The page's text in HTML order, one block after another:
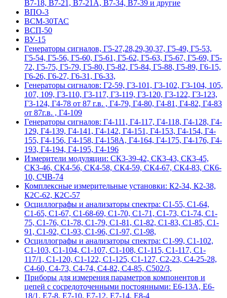
В7-18, В7-21, В7-21А, В7-34, В7-39 и другие
ВПО-3
ВСМ-30ТАС
ВСП-50
ВУ-15
Гeнepaтopы cигнaлoв, Г5-27,28,29,30,37, Г5-49, Г5-53,
Г5-54, Г5-56, Г5-60, Г5-61, Г5-62, Г5-63, Г5-67, Г5-69, Г5-
72, Г5-75, Г5-79, Г5-80, Г5-82, Г5-84, Г5-88, Г5-89, Г6-15,
Г6-26, Г6-27, Г6-31, Г6-33,
Гeнepaтopы cигнaлoв: Г2-59, Г3-101, Г3-102, Г3-104, 105,
107, 109, Г3-110, Г3-117, Г3-119, Г3-120, Г3-122, Г3-123,
Г3-124, Г4-78 от 87 г.в. , Г4-79, Г4-80, Г4-81, Г4-82, Г4-83
от 87г.в. , Г4-109
Гeнepaтopы cигнaлoв: Г4-111, Г4-117, Г4-118, Г4-128, Г4-
129, Г4-139, Г4-141, Г4-142, Г4-151, Г4-153, Г4-154, Г4-
155, Г4-156, Г4-158, Г4-158А, Г4-164, Г4-175, Г4-176, Г4-
193, Г4-194, Г4-195, Г4-196
Измерители модуляции: СК3-39-42, СК3-43, СК3-45,
СК3-46, СК4-56, СК4-58, СК4-59, СК4-67, СК4-83, СК6-
10, СЧВ-74
Комплексные измерительные установки: К2-34, К2-38,
К2С-62, К2С-57
Осциллографы и анализаторы спектра: С1-55, С1-64,
С1-65, С1-67, С1-68-69, С1-70, С1-71, С1-73, С1-74, С1-
75, С1-76, С1-78, С1-79, С1-81, С1-82, С1-83, С1-85, С1-
91, С1-92, С1-93, С1-96, С1-97, С1-98,
Осциллографы и анализаторы спектра: С1-99, С1-102,
С1-103, С1-104, С1-107, С1-108, С1-115, С1-117, С1-
117/1, С1-120, С1-122, С1-125, С1-127, С2-23, С4-25-28,
С4-60, С4-73, С4-74, С4-82, С4-85, С502/3,
Приборы для измерения параметров компонентов и
цепей с сосредоточенными постоянными: Е6-13А, Е6-
18/1, Е7-8, Е7-10, Е7-12, Е7-14, Е8-4